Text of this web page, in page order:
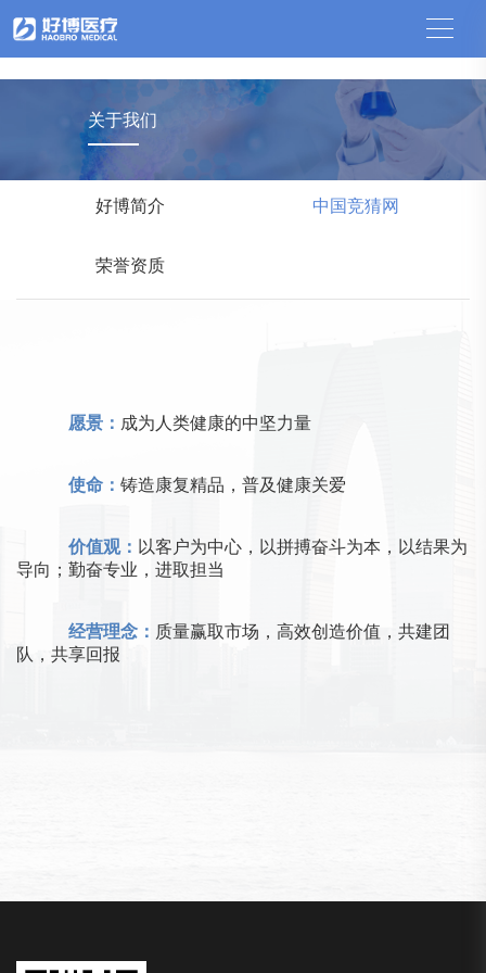
关于我们
好博简介 中国竞猜网
荣誉资质
愿景 ： 成为人类健康的中坚力量
使命：铸造康复精品，普及健康关爱
价值观： 以客户为中心，以拼搏奋斗为本，以结果为
导向；勤奋专业，进取担当
经营理念： 质量赢取市场，高效创造价值，共建团
队，共享回报